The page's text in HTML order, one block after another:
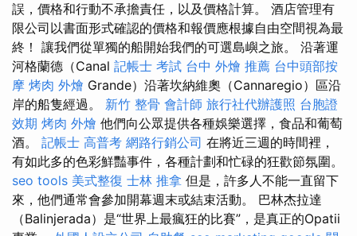
誤，價格和行動不承擔責任，以及價格計算。 酒店管理有
限公司以書面形式確認的價格和報價應根據自由空間視為最
終！ 讓我們從單獨的船開始我們的可選島嶼之旅。 沿著運
河格蘭德（Canal 記帳士 考試 台中 外燴 推薦 台中頭部按
摩 烤肉 外燴 Grande）沿著坎納維奧（Cannaregio）區沿
岸的船隻經過。 新竹 整骨 會計師 旅行社代辦護照 台胞證
效期 烤肉 外燴 他們向公眾提供各種娛樂選擇，食品和葡萄
酒。 記帳士 高普考 網路行銷公司 在將近三週的時間裡，
有如此多的色彩鮮豔事件，各種計劃和忙碌的狂歡節氛圍。
seo tools 美式整復 士林 推拿 但是，許多人不能一直留下
來，他們通常會參加開幕週末或結束活動。 巴林杰拉達
（Balinjerada）是“世界上最瘋狂的比賽”，是真正的Opatii